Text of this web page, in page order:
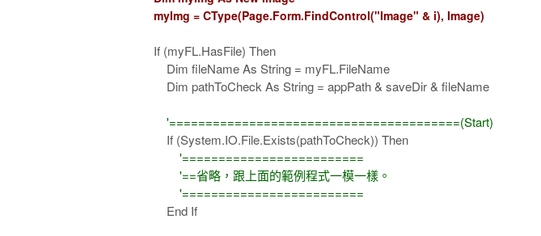
myImg = CType(Page.Form.FindControl("Image" & i), Image)
If (myFL.HasFile) Then
Dim fileName As String = myFL.FileName
Dim pathToCheck As String = appPath & saveDir & fileName
'========================================(Start)
If (System.IO.File.Exists(pathToCheck)) Then
'=========================
'==省略，跟上面的範例程式一模一樣。
'=========================
End If